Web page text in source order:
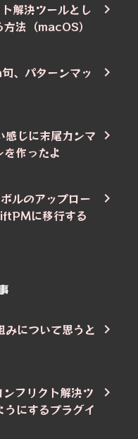
解決ツールとし
法（macOS）
、パターンマッ
じに末尾カンマ
作ったよ
ルのアップロー
に移行する
について思うと
フリクト解決ツ
にするプラグイ